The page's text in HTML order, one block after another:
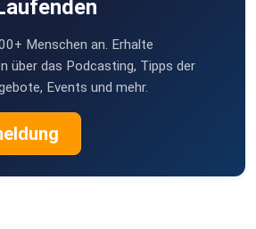
Menschen an. Erhalte
über das Podcasting, Tipps der
Events und mehr.